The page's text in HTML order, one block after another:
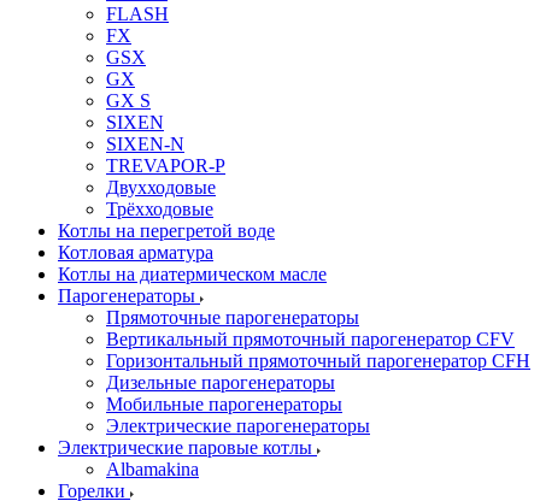
FLASH
FX
GSX
GX
GX S
SIXEN
SIXEN-N
TREVAPOR-P
Двухходовые
Трёхходовые
Котлы на перегретой воде
Котловая арматура
Котлы на диатермическом масле
Парогенераторы
Прямоточные парогенераторы
Вертикальный прямоточный парогенератор CFV
Горизонтальный прямоточный парогенератор CFH
Дизельные парогенераторы
Мобильные парогенераторы
Электрические парогенераторы
Электрические паровые котлы
Albamakina
Горелки